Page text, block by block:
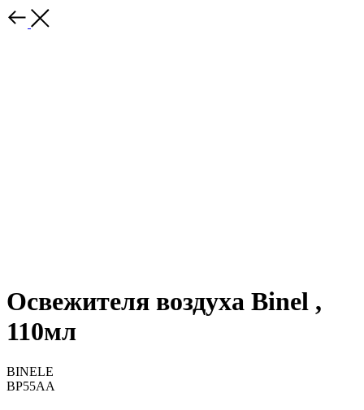
Освежителя воздуха Binel ,
110мл
ВINELE
BP55AA